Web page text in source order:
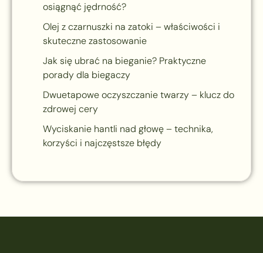
osiągnąć jędrność?
Olej z czarnuszki na zatoki – właściwości i
skuteczne zastosowanie
Jak się ubrać na bieganie? Praktyczne
porady dla biegaczy
Dwuetapowe oczyszczanie twarzy – klucz do
zdrowej cery
Wyciskanie hantli nad głowę – technika,
korzyści i najczęstsze błędy